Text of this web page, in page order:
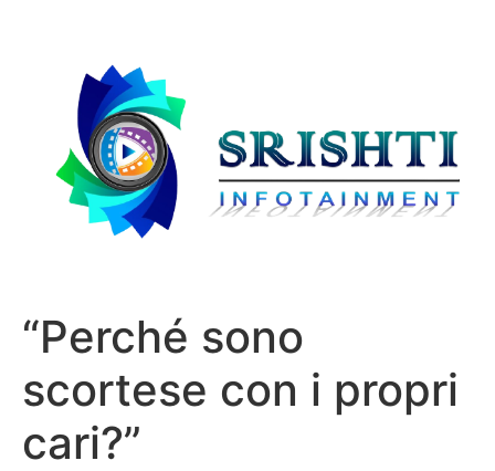
“Perché sono
scortese con i propri
cari?”